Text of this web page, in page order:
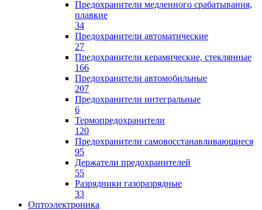
Предохранители медленного срабатывания,
плавкие
34
Предохранители автоматические
27
Предохранители керамические, стеклянные
166
Предохранители автомобильные
207
Предохранители интегральные
6
Термопредохранители
120
Предохранители самовосстанавливающиеся
95
Держатели предохранителей
55
Разрядники газоразрядные
33
Оптоэлектроника